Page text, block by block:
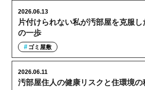
片付けられない私が汚部屋を克服し
の一歩
2026.06.13
ゴミ屋敷
汚部屋住人の健康リスクと住環境の
2026.06.11